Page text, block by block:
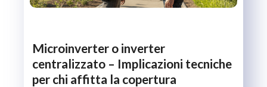
Microinverter o inverter
centralizzato – Implicazioni tecniche
per chi affitta la copertura